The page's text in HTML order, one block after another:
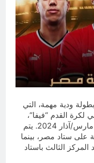
ودية مهمة، التي
لكرة القدم “فيفا”،
حيث من المقرر أن تُختتم يوم 26 مارس/آذار 2024. يتم
على ستاد مصر، بينما
الثالث باستاد